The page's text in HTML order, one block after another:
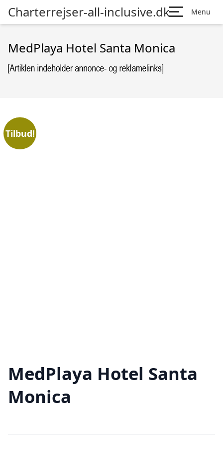
Charterrejser-all-inclusive.dk Menu
MedPlaya Hotel Santa Monica
Tilbud!
MedPlaya Hotel Santa
Monica